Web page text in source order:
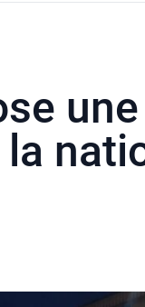
une